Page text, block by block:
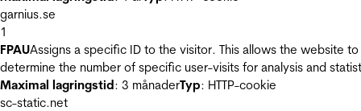
garnius.se
1
FPAUAssigns a specific ID to the visitor. This allows the website to
determine the number of specific user-visits for analysis and
Maximal lagringstid: 3 månaderTyp: HTTP-cookie
sc-static.net